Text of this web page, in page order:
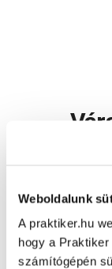
Weboldalunk
A praktiker.hu
hogy a
számítógépén